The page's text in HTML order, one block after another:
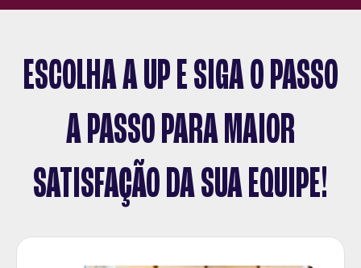
ESCOLHA A UP E SIGA O PASSO
A PASSO PARA MAIOR
SATISFAÇÃO DA SUA EQUIPE!